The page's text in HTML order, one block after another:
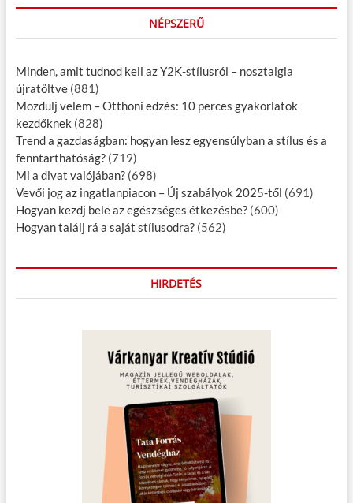
v
i
g
á
c
i
ó
NÉPSZERŰ
Minden, amit tudnod kell az Y2K-stílusról – nosztalgia
újratöltve (881)
Mozdulj velem – Otthoni edzés: 10 perces gyakorlatok
kezdőknek (828)
Trend a gazdaságban: hogyan lesz egyensúlyban a stílus és a
fenntarthatóság? (719)
Mi a divat valójában? (698)
Vevői jog az ingatlanpiacon – Új szabályok 2025-től (691)
Hogyan kezdj bele az egészséges étkezésbe? (600)
Hogyan találj rá a saját stílusodra? (562)
HIRDETÉS